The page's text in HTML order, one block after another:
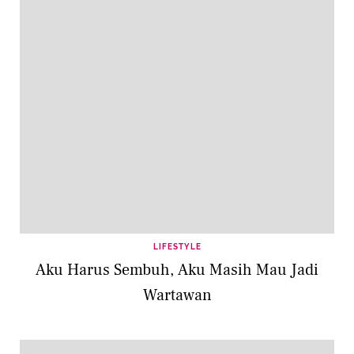
LIFESTYLE
Aku Harus Sembuh, Aku Masih Mau Jadi
Wartawan